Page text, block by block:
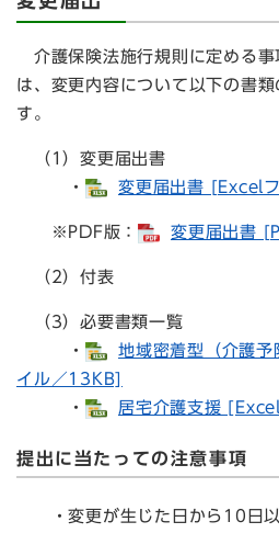
介護保険法施行規則に定める事
は、変更内容について以下の書
す。
（1）変更届出書
・
変更届出書 [Excel
※PDF版： 変更届出書
（2）付表
（3）必要書類一覧
・
地域密着型（介護
イル／13KB]
・
居宅介護支援
提出に当たっての注意事項
・変更が生じた日から10日以